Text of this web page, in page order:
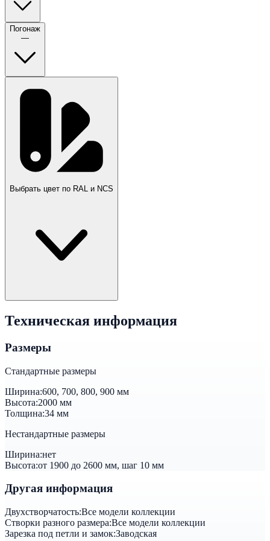
Погонаж
—
Выбрать цвет по RAL и NCS
Техническая информация
Размеры
Стандартные размеры
Ширина:600, 700, 800, 900 мм
Высота:2000 мм
Толщина:34 мм
Нестандартные размеры
Ширина:нет
Высота:от 1900 до 2600 мм, шаг 10 мм
Другая информация
Двуxстворчатость:Все модели коллекции
Створки разного размера:Все модели коллекции
Зарезка под петли и замок:Заводская